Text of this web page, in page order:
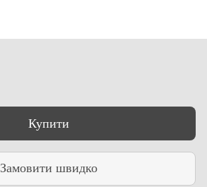
Купити
Замовити швидко